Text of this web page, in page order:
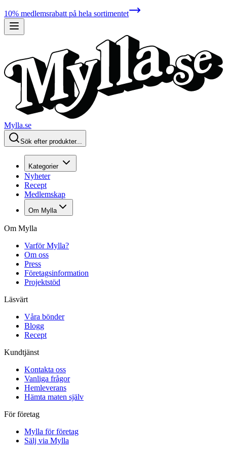
10% medlemsrabatt på hela sortimentet
Mylla.se
Sök efter produkter...
Kategorier
Nyheter
Recept
Medlemskap
Om Mylla
Om Mylla
Varför Mylla?
Om oss
Press
Företagsinformation
Projektstöd
Läsvärt
Våra bönder
Blogg
Recept
Kundtjänst
Kontakta oss
Vanliga frågor
Hemleverans
Hämta maten själv
För företag
Mylla för företag
Sälj via Mylla